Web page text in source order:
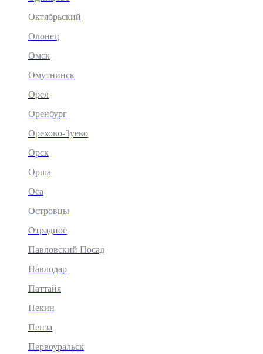
Октябрьский
Олонец
Омск
Омутнинск
Орел
Оренбург
Орехово-Зуево
Орск
Орша
Оса
Островцы
Отрадное
Павловский Посад
Павлодар
Паттайя
Пекин
Пенза
Первоуральск